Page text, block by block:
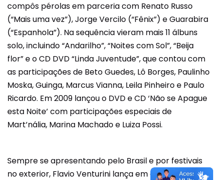
compôs pérolas em parceria com Renato Russo
(“Mais uma vez”), Jorge Vercilo (“Fênix”) e Guarabira
(“Espanhola”). Na sequência vieram mais 11 álbuns
solo, incluindo “Andarilho”, “Noites com Sol”, “Beija
flor” e o CD DVD “Linda Juventude”, que contou com
as participações de Beto Guedes, Lô Borges, Paulinho
Moska, Guinga, Marcus Vianna, Leila Pinheiro e Paulo
Ricardo. Em 2009 lançou o DVD e CD ‘Não se Apague
esta Noite’ com participações especiais de
Mart’nália, Marina Machado e Luiza Possi.
Sempre se apresentando pelo Brasil e por festivais
no exterior, Flavio Venturini lança em outubro seu